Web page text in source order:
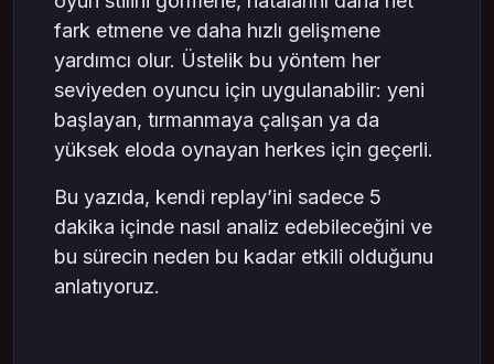
fark etmene ve daha hızlı gelişmene
yardımcı olur. Üstelik bu yöntem her
seviyeden oyuncu için uygulanabilir: yeni
başlayan, tırmanmaya çalışan ya da
yüksek eloda oynayan herkes için geçerli.
Bu yazıda, kendi replay’ini sadece 5
dakika içinde nasıl analiz edebileceğini ve
bu sürecin neden bu kadar etkili olduğunu
anlatıyoruz.